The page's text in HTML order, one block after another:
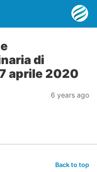
di
aprile 2020
6 years ago
Back to top